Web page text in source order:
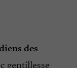
des
gentillesse